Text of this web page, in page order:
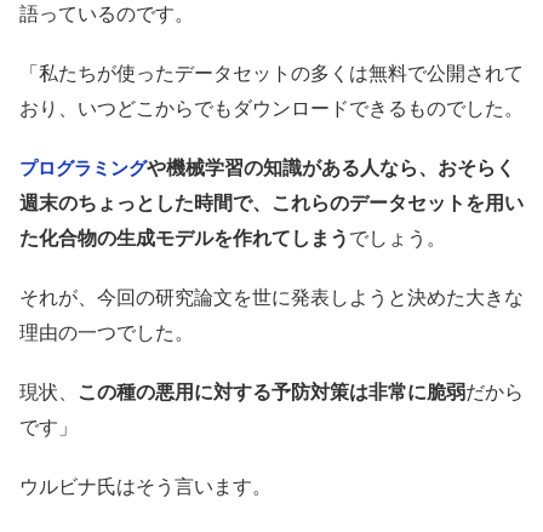
語っているのです。
「私たちが使ったデータセットの多くは無料で公開されて
おり、いつどこからでもダウンロードできるものでした。
プログラミングや機械学習の知識がある人なら、おそらく
週末のちょっとした時間で、これらのデータセットを用い
た化合物の生成モデルを作れてしまう でしょう。
それが、今回の研究論文を世に発表しようと決めた大きな
理由の一つでした。
現状、 この種の悪用に対する予防対策は非常に脆弱だから
です」
ウルビナ氏はそう言います。